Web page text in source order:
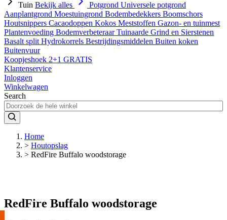
Tuin Bekijk alles Potgrond Universele potgrond
Aanplantgrond Moestuingrond Bodembedekkers Boomschors
Houtsnippers Cacaodoppen Kokos Meststoffen Gazon- en tuinmest
Plantenvoeding BodemverbeteraarTuinaarde Grind en Sierstenen
Basalt split Hydrokorrels Bestrijdingsmiddelen Buiten koken
Buitenvuur
Koopjeshoek 2+1 GRATIS
Klantenservice
Inloggen
Winkelwagen
Search
Home
> Houtopslag
> RedFire Buffalo woodstorage
RedFire Buffalo woodstorage